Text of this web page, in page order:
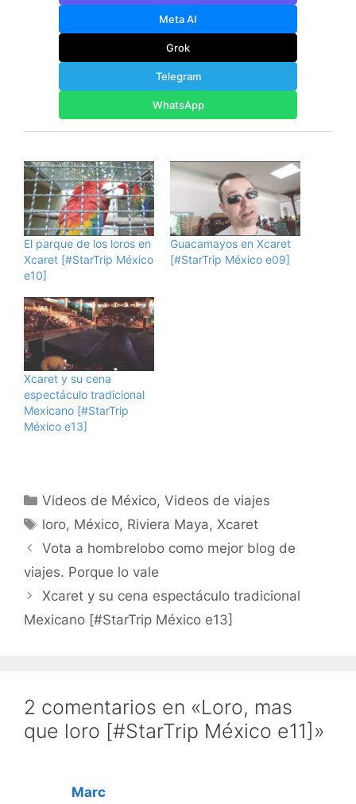
Meta AI
Grok
Telegram
WhatsApp
El parque de los loros en
Xcaret [#StarTrip México
e10]
Guacamayos en Xcaret
[#StarTrip México e09]
Xcaret y su cena
espectáculo tradicional
Mexicano [#StarTrip
México e13]
Categorías
Videos de México,Videos de viajes
Etiquetas
loro, México, Riviera Maya,Xcaret
Vota a hombrelobo como mejor blog de
viajes. Porque lo vale
Xcaret y su cena espectáculo tradicional
Mexicano [#StarTrip México e13]
2 comentarios en «Loro, mas
que loro [#StarTrip México e11]»
Marc